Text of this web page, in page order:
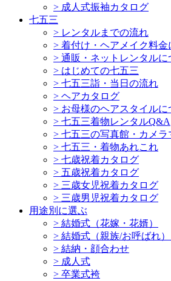
> 成人式振袖カタログ
七五三
> レンタルまでの流れ
> 着付け・ヘアメイク料金
> 通販・ネットレンタルに
> はじめての七五三
> 七五三詣・当日の流れ
> ヘアカタログ
> お母様のヘアスタイルに
> 七五三着物レンタルQ&A
> 七五三の写真館・カメラ
> 七五三・着物あれこれ
> 七歳祝着カタログ
> 五歳祝着カタログ
> 三歳女児祝着カタログ
> 三歳男児祝着カタログ
用途別に選ぶ
> 結婚式（花嫁・花婿）
> 結婚式（親族/お呼ばれ
> 結納・顔合わせ
> 成人式
> 卒業式袴